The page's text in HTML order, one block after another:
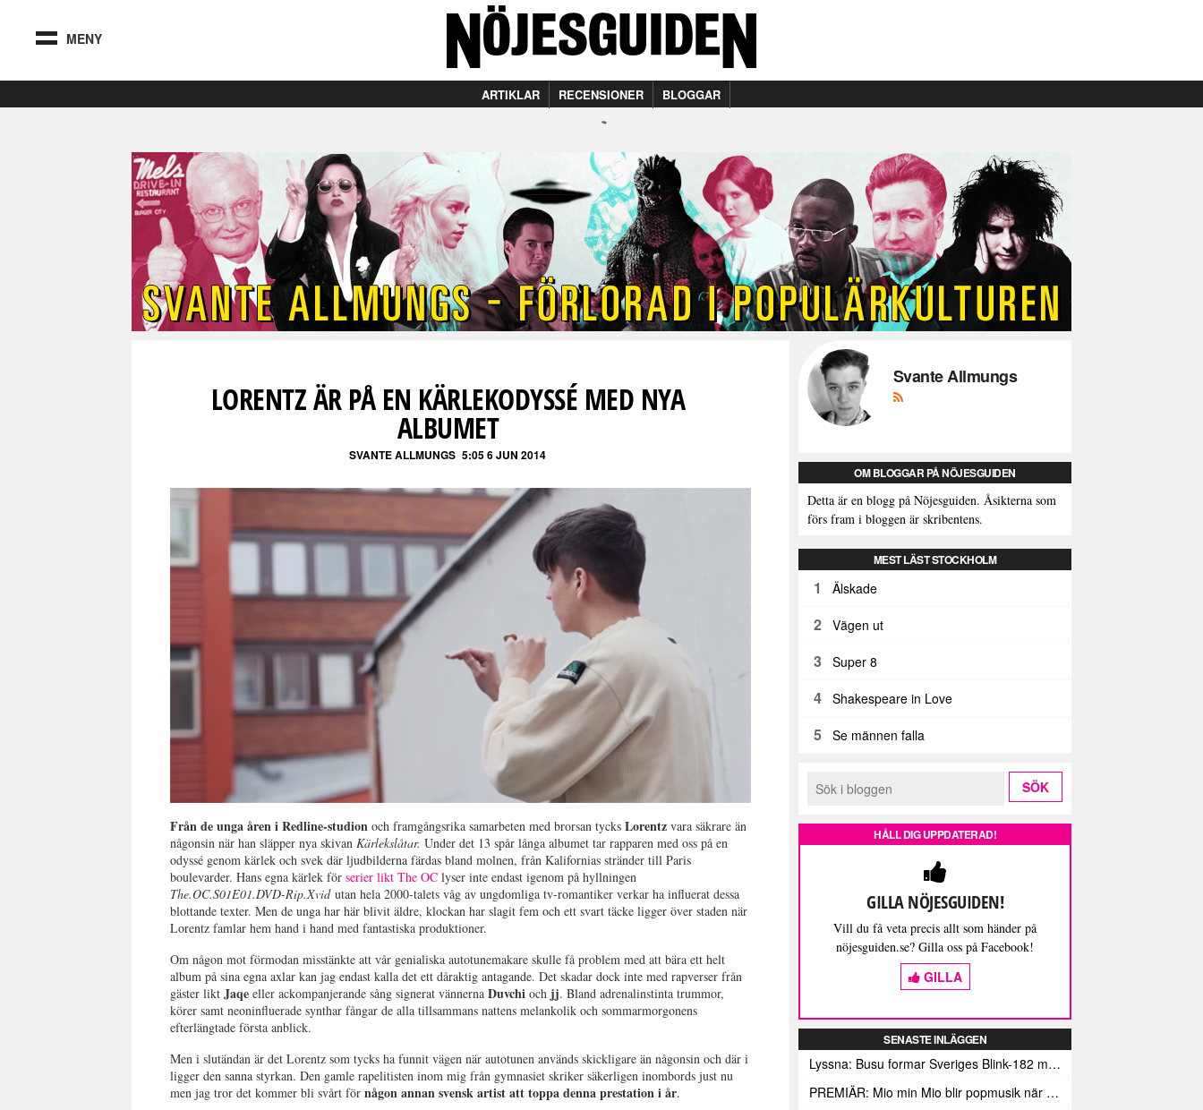
MENY
ARTIKLAR RECENSIONER BLOGGAR
LORENTZ ÄR PÅ EN KÄRLEKODYSSÉ MED NYA
ALBUMET
SVANTE ALLMUNGS 5:05 6 JUN 2014
Från de unga åren i Redline-studion och framgångsrika samarbeten med brorsan tycksLorentz vara säkrare än
någonsin när han släpper nya skivanKärlekslåtar. Under det 13 spår långa albumet tar rapparen med oss på en
odyssé genom kärlek och svek där ljudbilderna färdas bland molnen, från Kalifornias stränder till Paris
boulevarder. Hans egna kärlek förserier likt The OC lyser inte endast igenom på hyllningen
The.OC.S01E01.DVD-Rip.Xvidutan hela 2000-talets våg av ungdomliga tv-romantiker verkar ha influerat dessa
blottande texter. Men de unga har här blivit äldre, klockan har slagit fem och ett svart täcke ligger över staden när
Lorentz famlar hem hand i hand med fantastiska produktioner.
Om någon mot förmodan misstänkte att vår genialiska autotunemakare skulle få problem med att bära ett helt
album på sina egna axlar kan jag endast kalla det ett dåraktig antagande. Det skadar dock inte med rapverser från
gäster liktJaqe eller ackompanjerande sång signerat vännernaDuvchi och jj. Bland adrenalinstinta trummor,
körer samt neoninfluerade synthar fångar de alla tillsammans nattens melankolik och sommarmorgonens
efterlängtade första anblick.
Men i slutändan är det Lorentz som tycks ha funnit vägen när autotunen används skickligare än någonsin och där i
ligger den sanna styrkan. Den gamle rapelitisten inom mig från gymnasiet skriker säkerligen inombords just nu
men jag tror det kommer bli svårt förnågon annan svensk artist att toppa denna prestation i år.
Svante Allmungs
OM BLOGGAR PÅ NÖJESGUIDEN
Detta är en blogg på Nöjesguiden. Åsikterna som
förs fram i bloggen är skribentens.
MEST LÄST STOCKHOLM
1 Älskade
2 Vägen ut
3 Super 8
4 Shakespeare in Love
5 Se männen falla
HÅLL DIG UPPDATERAD!
GILLA NÖJESGUIDEN!
Vill du få veta precis allt som händer på
nöjesguiden.se? Gilla oss på Facebook!
GILLA
SENASTE INLÄGGEN
Lyssna: Busu formar Sveriges Blink-182 med sin nya pop-punk-rap-låt
PREMIÄR: Mio min Mio blir popmusik när Ungdom släpper sin debutvideo